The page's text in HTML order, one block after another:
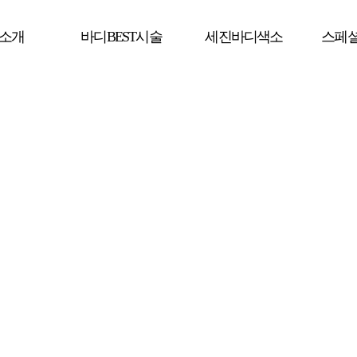
개 바디BEST시술 세진바디색소 스페